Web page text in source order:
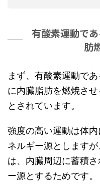
有酸素運動で
肪
まず、有酸素運動で
に内臓脂肪を燃焼さ
とされています。
強度の高い運動は体
ネルギー源とします
は、内臓周辺に蓄積
ー源とするためです。